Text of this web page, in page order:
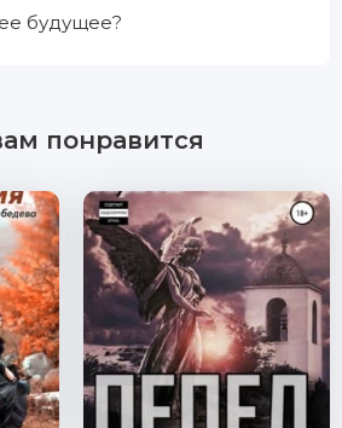
будущее?
понравится